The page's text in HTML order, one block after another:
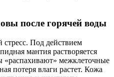
после горячей воды
Под действием
мантия растворяется
«распахивают» межклеточные
потеря влаги растет. Кожа